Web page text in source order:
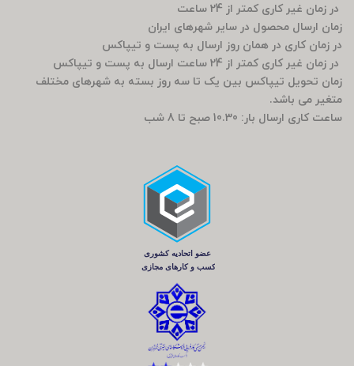
در زمان غیر کاری کمتر از 24 ساعت
زمان ارسال محصول در سایر شهرهای ایران
در زمان کاری در همان روز ارسال به پست و تیپاکس
در زمان غیر کاری کمتر از 24 ساعت ارسال به پست و تیپاکس
زمان تحویل تیپاکس بین یک تا سه روز بسته به شهرهای مختلف
متغیر می باشد.
ساعت کاری ارسال بار: 10.30 صبح تا 8 شب